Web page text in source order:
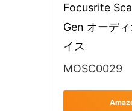
Focusrite
Gen オーデ
イス
MOSC0029